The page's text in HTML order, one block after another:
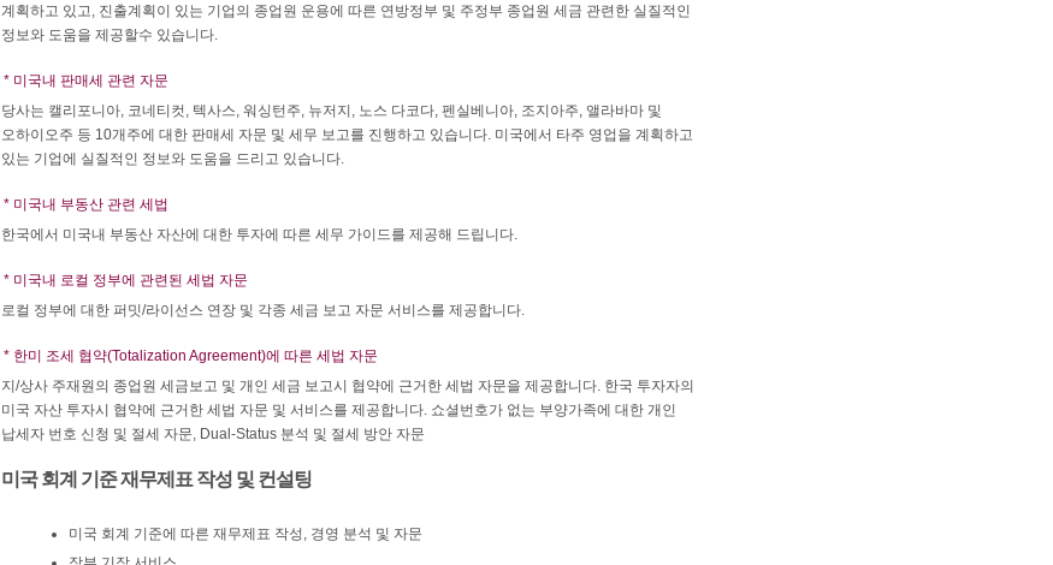
계획하고 있고, 진출계획이 있는 기업의 종업원 운용에 따른 연방정부 및 주정부 종업원 세금 관련한 실질적인
정보와 도움을 제공할수 있습니다.
* 미국내 판매세 관련 자문
당사는 캘리포니아, 코네티컷, 텍사스, 워싱턴주, 뉴저지, 노스 다코다, 펜실베니아, 조지아주, 앨라바마 및
오하이오주 등 10개주에 대한 판매세 자문 및 세무 보고를 진행하고 있습니다. 미국에서 타주 영업을 계획하고
있는 기업에 실질적인 정보와 도움을 드리고 있습니다.
* 미국내 부동산 관련 세법
한국에서 미국내 부동산 자산에 대한 투자에 따른 세무 가이드를 제공해 드립니다.
* 미국내 로컬 정부에 관련된 세법 자문
로컬 정부에 대한 퍼밋/라이선스 연장 및 각종 세금 보고 자문 서비스를 제공합니다.
* 한미 조세 협약(Totalization Agreement)에 따른 세법 자문
지/상사 주재원의 종업원 세금보고 및 개인 세금 보고시 협약에 근거한 세법 자문을 제공합니다. 한국 투자자의
미국 자산 투자시 협약에 근거한 세법 자문 및 서비스를 제공합니다. 쇼셜번호가 없는 부양가족에 대한 개인
납세자 번호 신청 및 절세 자문, Dual-Status 분석 및 절세 방안 자문
미국 회계 기준 재무제표 작성 및 컨설팅
미국 회계 기준에 따른 재무제표 작성, 경영 분석 및 자문